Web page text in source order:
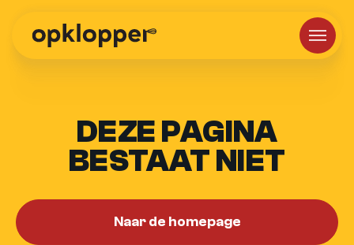
DEZE PAGINA
BESTAAT NIET
Naar de homepage